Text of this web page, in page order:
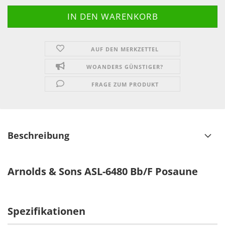
AUF DEN MERKZETTEL
WOANDERS GÜNSTIGER?
FRAGE ZUM PRODUKT
Beschreibung
Arnolds & Sons ASL-6480 Bb/F Posaune
Spezifikationen